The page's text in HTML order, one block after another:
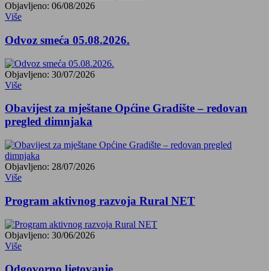
Objavljeno: 06/08/2026
Više
Odvoz smeća 05.08.2026.
Objavljeno: 30/07/2026
Više
Obavijest za mještane Općine Gradište – redovan
pregled dimnjaka
Objavljeno: 28/07/2026
Više
Program aktivnog razvoja Rural NET
Objavljeno: 30/06/2026
Više